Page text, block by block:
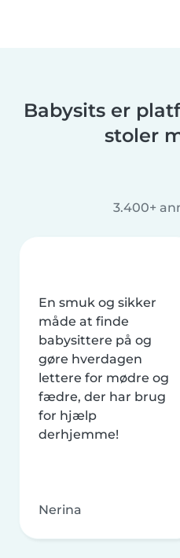
Babysits er
stoler
3.400+
En smuk og sikker
måde at finde
babysittere på og
gøre hverdagen
lettere for mødre og
fædre, der har brug
for hjælp
derhjemme!
Nerina